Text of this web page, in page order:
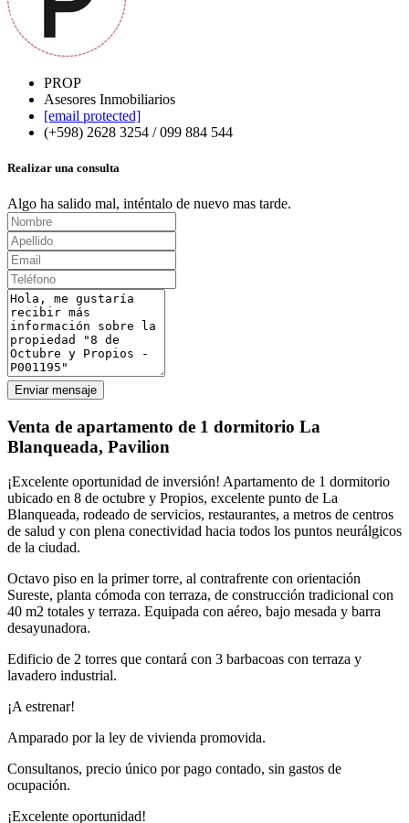
PROP
Asesores Inmobiliarios
[email protected]
(+598) 2628 3254 / 099 884 544
Realizar una consulta
Algo ha salido mal, inténtalo de nuevo mas tarde.
Enviar mensaje
Venta de apartamento de 1 dormitorio La
Blanqueada, Pavilion
¡Excelente oportunidad de inversión! Apartamento de 1 dormitorio
ubicado en 8 de octubre y Propios, excelente punto de La
Blanqueada, rodeado de servicios, restaurantes, a metros de centros
de salud y con plena conectividad hacia todos los puntos neurálgicos
de la ciudad.
Octavo piso en la primer torre, al contrafrente con orientación
Sureste, planta cómoda con terraza, de construcción tradicional con
40 m2 totales y terraza. Equipada con aéreo, bajo mesada y barra
desayunadora.
Edificio de 2 torres que contará con 3 barbacoas con terraza y
lavadero industrial.
¡A estrenar!
Amparado por la ley de vivienda promovida.
Consultanos, precio único por pago contado, sin gastos de
ocupación.
¡Excelente oportunidad!